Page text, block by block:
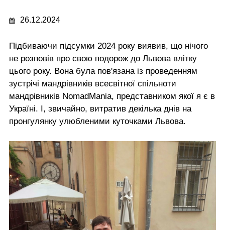
26.12.2024
Підбиваючи підсумки 2024 року виявив, що нічого
не розповів про свою подорож до Львова влітку
цього року. Вона була пов'язана із проведенням
зустрічі мандрівників всесвітної спільноти
мандрівників NomadMania, представником якої я є в
Україні. І, звичайно, витратив декілька днів на
пронгулянку улюбленими куточками Львова.